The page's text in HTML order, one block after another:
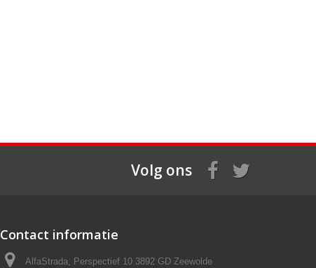
Volg ons
Contact informatie
AlfaStrada, Perspectief 10 3892 GD Zeewolde